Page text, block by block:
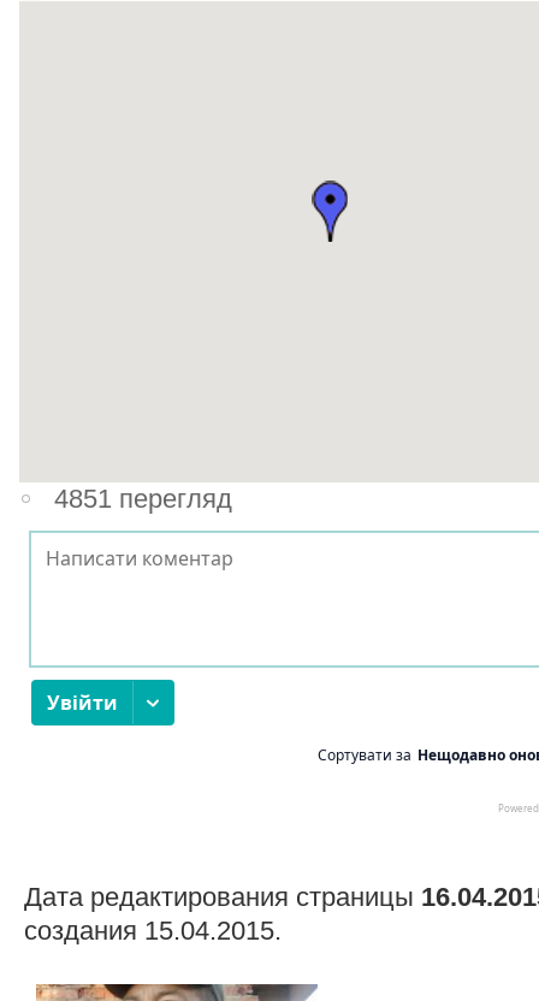
4851 перегляд
Дата редактирования страницы
создания 15.04.2015.